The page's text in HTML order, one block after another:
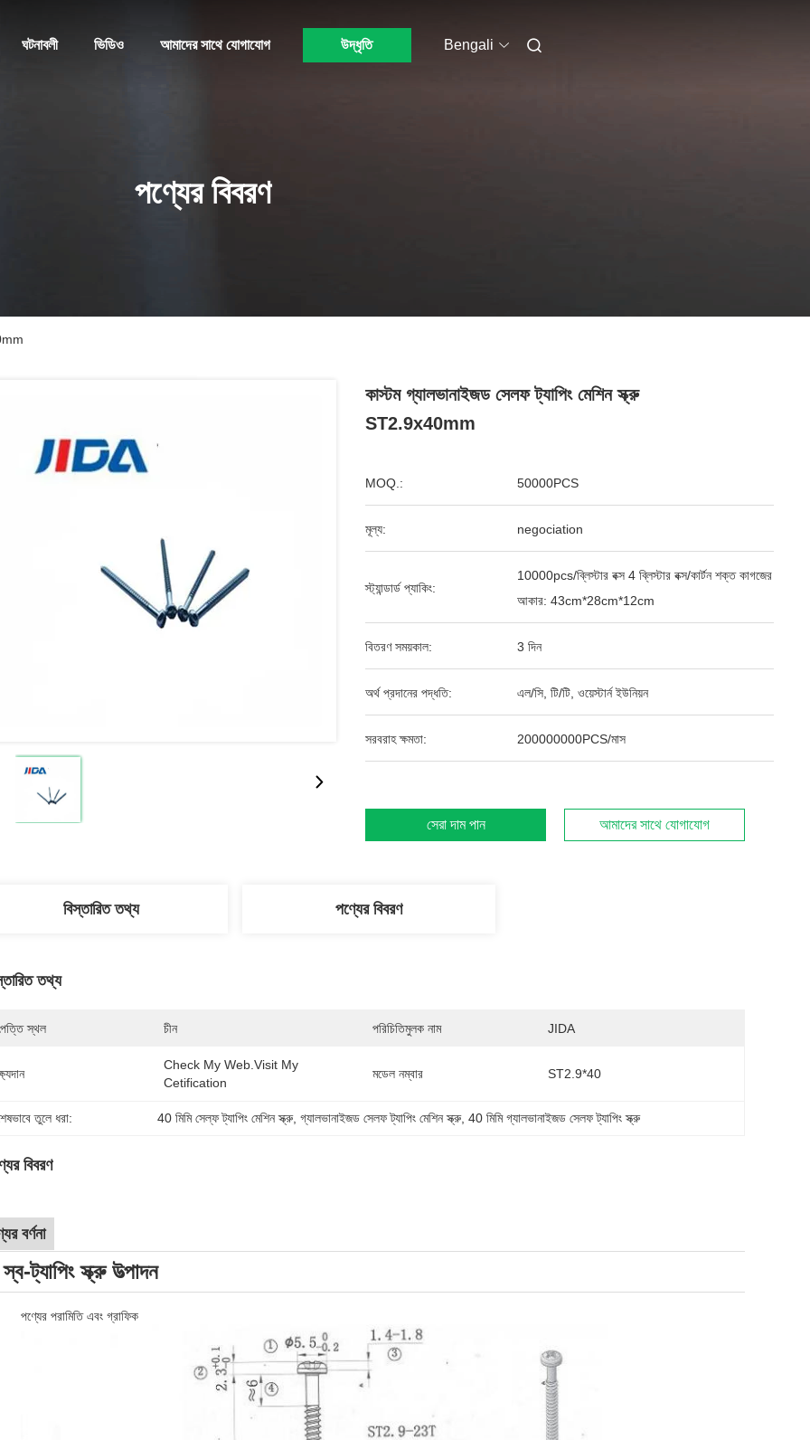
ঘটনাবলী ভিডিও আমাদের সাথে যোগাযোগ উদ্ধৃতি Bengali
পণ্যের বিবরণ
কাস্টম গ্যালভানাইজড সেলফ ট্যাপিং মেশিন স্ক্রু
ST2.9x40mm
MOQ.: 50000PCS
মূল্য: negociation
স্ট্যান্ডার্ড প্যাকিং:
10000pcs/ব্লিস্টার বক্স 4 ব্লিস্টার বক্স/কার্টন শক্ত কাগজের
আকার: 43cm*28cm*12cm
বিতরণ সময়কাল: 3 দিন
অর্থ প্রদানের পদ্ধতি: এল/সি, টি/টি, ওয়েস্টার্ন ইউনিয়ন
সরবরাহ ক্ষমতা: 200000000PCS/মাস
সেরা দাম পান আমাদের সাথে যোগাযোগ
বিস্তারিত তথ্য পণ্যের বিবরণ
তথ্য
স্থল চীন পরিচিতিমুলক নাম JIDA
Check My Web.visit My
Cetification
মডেল নম্বার ST2.9*40
তুলে ধরা: 40 মিমি সেল্ফ ট্যাপিং মেশিন স্ক্রু, গ্যালভানাইজড সেলফ ট্যাপিং মেশিন স্ক্রু, 40 মিমি গ্যালভানাইজড সেলফ ট্যাপিং স্ক্রু
বিবরণ
বর্ণনা
ট্যাপিং স্ক্রু উত্পাদন
পণ্যের পরামিতি এবং গ্রাফিক